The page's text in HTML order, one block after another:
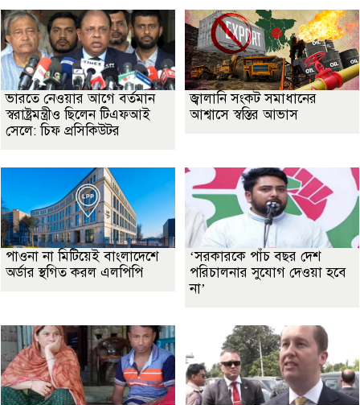
ভারতে নেওয়ার আগে বর্তমান
স্বরাষ্ট্রমন্ত্রীও ছিলেন টিএফআই
সেলে: চিফ প্রসিকিউটর
জ্বালানি সংকট সমাধানের
আশ্বাসে স্বস্তির আভাস
পাওনা না মিটিয়েই বাংলাদেশে
অর্ডার স্থগিত করল এলপিপি
‘সরকারকে পাঁচ বছর দেশ
পরিচালনার সুযোগ দেওয়া হবে
না’